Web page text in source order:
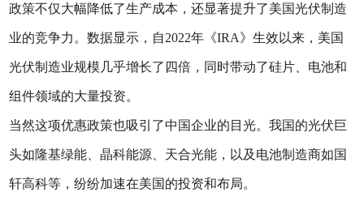
政策不仅大幅降低了生产成本，还显著提升了美国光伏制造
业的竞争力。数据显示，自2022年《IRA》生效以来，美国
光伏制造业规模几乎增长了四倍，同时带动了硅片、电池和
组件领域的大量投资。
当然这项优惠政策也吸引了中国企业的目光。我国的光伏巨
头如隆基绿能、晶科能源、天合光能，以及电池制造商如国
轩高科等，纷纷加速在美国的投资和布局。